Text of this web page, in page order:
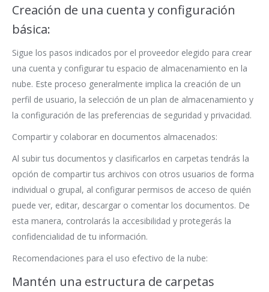
Creación de una cuenta y configuración
básica:
Sigue los pasos indicados por el proveedor elegido para crear
una cuenta y configurar tu espacio de almacenamiento en la
nube. Este proceso generalmente implica la creación de un
perfil de usuario, la selección de un plan de almacenamiento y
la configuración de las preferencias de seguridad y privacidad.
Compartir y colaborar en documentos almacenados:
Al subir tus documentos y clasificarlos en carpetas tendrás la
opción de compartir tus archivos con otros usuarios de forma
individual o grupal, al configurar permisos de acceso de quién
puede ver, editar, descargar o comentar los documentos. De
esta manera, controlarás la accesibilidad y protegerás la
confidencialidad de tu información.
Recomendaciones para el uso efectivo de la nube:
Mantén una estructura de carpetas